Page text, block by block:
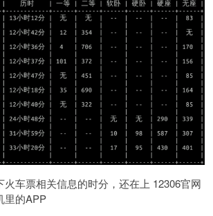
火车票相关信息的时分，还在上 12306官网
里的APP